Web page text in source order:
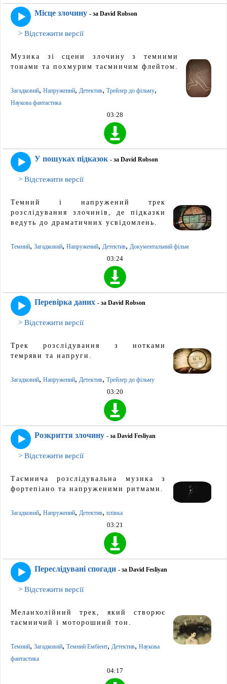
Місце злочину - за David Robson
> Відстежити версії
Музика зі сцени злочину з темними
тонами та похмурим таємничим флейтом.
Загадковий, Напружений, Детектив, Трейлер до фільму,
Наукова фантастика
03:28
У пошуках підказок - за David Robson
> Відстежити версії
Темний і напружений трек
розслідування злочинів, де підказки
ведуть до драматичних усвідомлень.
Темний, Загадковий, Напружений, Детектив, Документальний фільм
03:24
Перевірка даних - за David Robson
> Відстежити версії
Трек розслідування з нотками
темряви та напруги.
Загадковий, Напружений, Детектив, Трейлер до фільму
03:20
Розкриття злочину - за David Fesliyan
> Відстежити версії
Таємнича розслідувальна музика з
фортепіано та напруженими ритмами.
Загадковий, Напружений, Детектив, плівка
03:21
Переслідувані спогади - за David Fesliyan
> Відстежити версії
Меланхолійний трек, який створює
таємничий і моторошний тон.
Темний, Загадковий, Темний Ембіент, Детектив, Наукова
фантастика
04:17